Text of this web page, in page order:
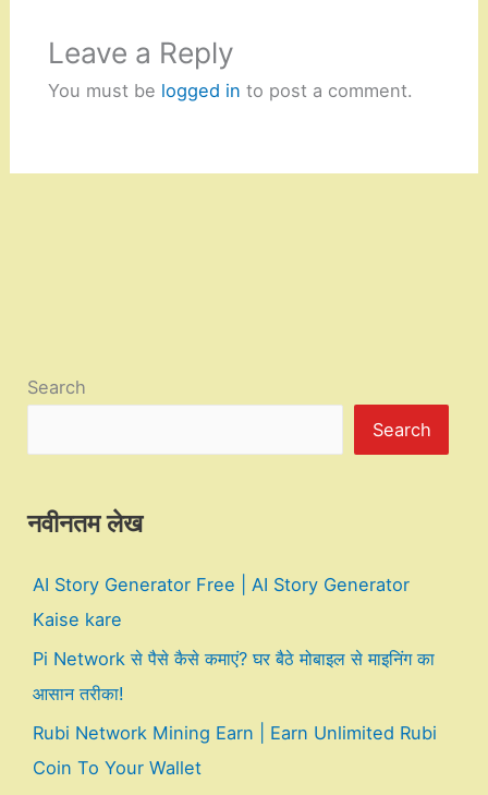
Leave a Reply
You must be logged in to post a comment.
Search
Search
नवीनतम लेख
AI Story Generator Free | AI Story Generator
Kaise kare
Pi Network से पैसे कैसे कमाएं? घर बैठे मोबाइल से माइनिंग का
आसान तरीका!
Rubi Network Mining Earn | Earn Unlimited Rubi
Coin To Your Wallet